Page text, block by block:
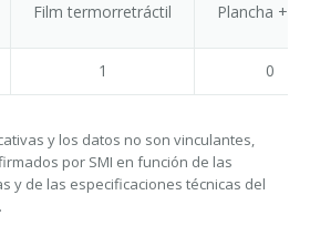
Film termorretráctil Plancha +
1 0
y los datos no son vinculantes,
por SMI en función de las
y de las especificaciones técnicas del